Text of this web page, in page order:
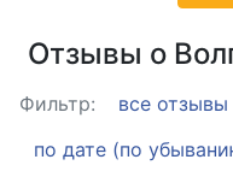
Отзывы о
Фильтр: все отзывы
по дате (по